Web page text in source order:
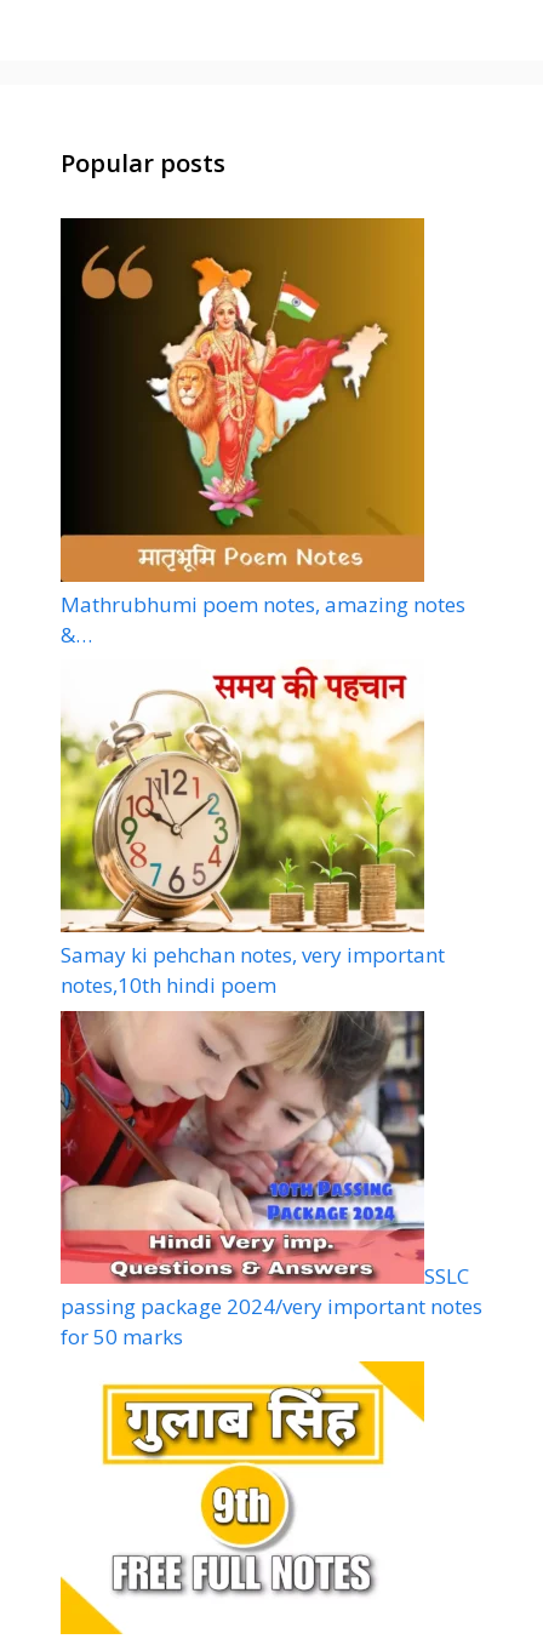
Popular posts
Mathrubhumi poem notes, amazing notes
&…
Samay ki pehchan notes, very important
notes,10th hindi poem
SSLC
passing package 2024/very important notes
for 50 marks